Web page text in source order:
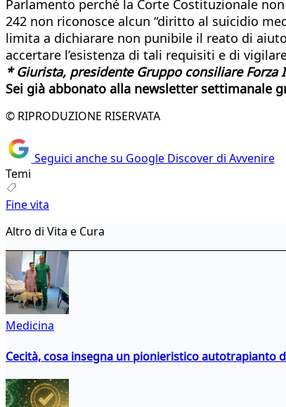
Parlamento perché la Corte Costituzionale
242 non riconosce alcun “diritto al suicidio
limita a dichiarare non punibile il reato di
accertare l’esistenza di tali requisiti e di
* Giurista, presidente Gruppo consiliare
Sei già abbonato alla newsletter settimanale
© RIPRODUZIONE RISERVATA
Seguici anche su Google Discover di Avvenire
Temi
Fine vita
Altro di Vita e Cura
Medicina
Cecità, cosa insegna un pionieristico autotrapianto